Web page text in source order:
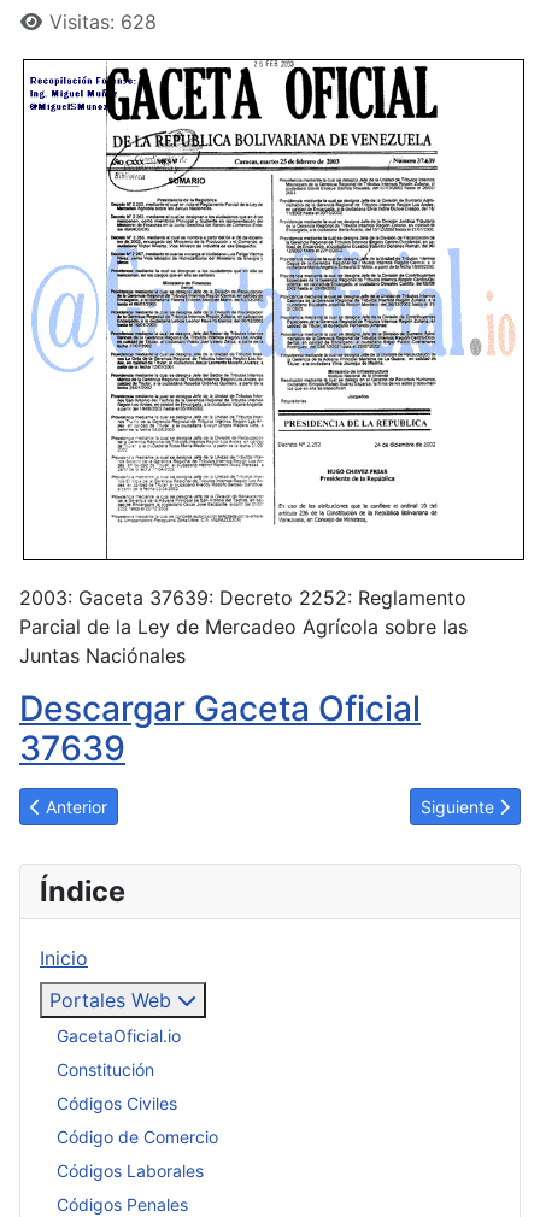
Visitas: 628
2003: Gaceta 37639: Decreto 2252: Reglamento
Parcial de la Ley de Mercadeo Agrícola sobre las
Juntas Naciónales
Descargar Gaceta Oficial
37639
Artículo anterior: Educación, Cultura y Deportes, se dictan las
Anterior Artículo
Siguiente
Índice
Inicio
Portales Web
GacetaOficial.io
Constitución
Códigos Civiles
Código de Comercio
Códigos Laborales
Códigos Penales